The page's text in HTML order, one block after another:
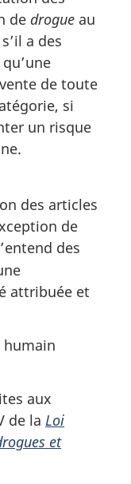
de drogue au
a des
de toute
si
un risque
des articles
de
des
attribuée et
humain
aux
de la Loi
et